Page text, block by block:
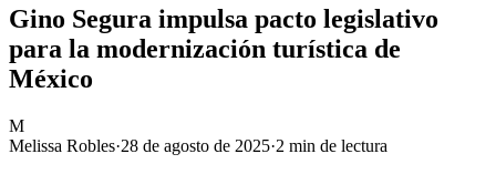
Gino Segura impulsa pacto legislativo
para la modernización turística de
México
M
Melissa Robles·28 de agosto de 2025·2 min de lectura